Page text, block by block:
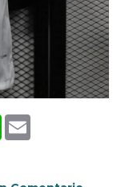
WhatsApp
Email